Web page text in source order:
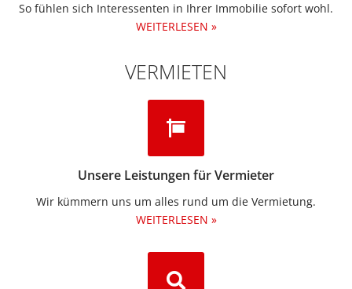
So fühlen sich Interessenten in Ihrer Immobilie sofort wohl.
WEITERLESEN »
VERMIETEN
Unsere Leistungen für Vermieter
Wir kümmern uns um alles rund um die Vermietung.​
WEITERLESEN »